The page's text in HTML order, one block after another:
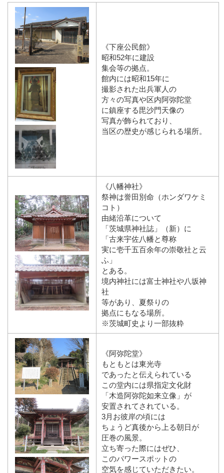
《下座公民館》
昭和52年に建設
集会等の拠点。
館内には昭和15年に
撮影された出兵軍人の
方々の写真や区内阿弥陀堂
に鎮座する毘沙門天像の
写真が飾られており、
当区の歴史が感じられる場所。
《八幡神社》
祭神は誉田別命（ホンダワケミ
コト）
由緒沿革について
「茨城県神社誌」（新）に
「古来宇佐八幡と尊称
実に壱千五百余年の崇敬社と云
ふ」
とある。
境内神社には富士神社や八坂神
社
等があり、夏祭りの
拠点にもなる場所。
※茨城町史より一部抜粋
《阿弥陀堂》
もともとは東光寺
であったと伝えられている
この堂内には県指定文化財
「木造阿弥陀如来立像」が
安置されてされている。
3月お彼岸の頃には
ちょうど真後から上る朝日が
圧巻の風景。
立ち寄った際にはぜひ、
このパワースポットの
空気を感じていただきたい。